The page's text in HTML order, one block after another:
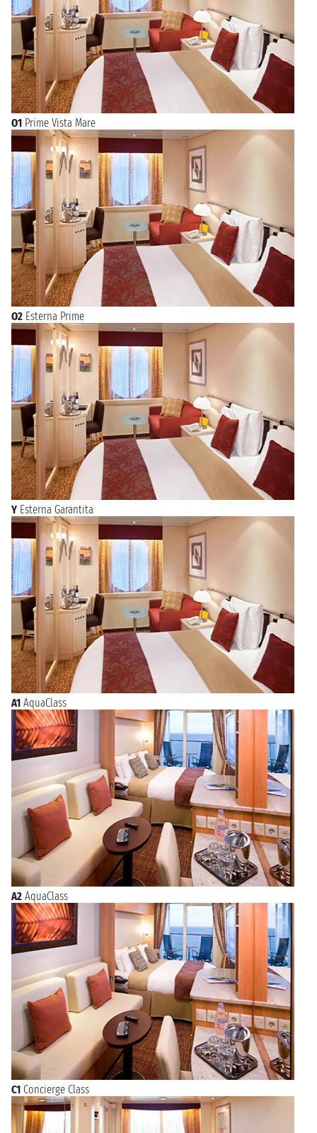
O1 Prime Vista Mare
O2 Esterna Prime
Y Esterna Garantita
A1 AquaClass
A2 AquaClass
C1 Concierge Class